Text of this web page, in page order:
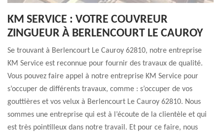
KM SERVICE : VOTRE COUVREUR
ZINGUEUR À BERLENCOURT LE CAUROY
Se trouvant à Berlencourt Le Cauroy 62810, notre entreprise
KM Service est reconnue pour fournir des travaux de qualité.
Vous pouvez faire appel à notre entreprise KM Service pour
s’occuper de différents travaux, comme : s’occuper de vos
gouttières et vos velux à Berlencourt Le Cauroy 62810. Nous
sommes une entreprise qui est à l’écoute de la clientèle et qui
est très pointilleux dans notre travail. Et pour ce faire, nous